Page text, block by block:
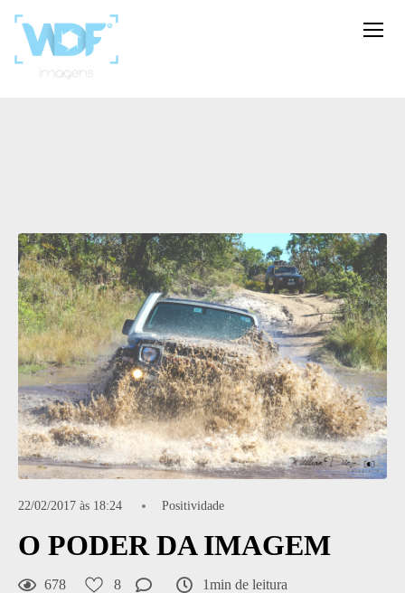
22/02/2017 às 18:24 Positividade
O PODER DA IMAGEM
678 8 1min de leitura